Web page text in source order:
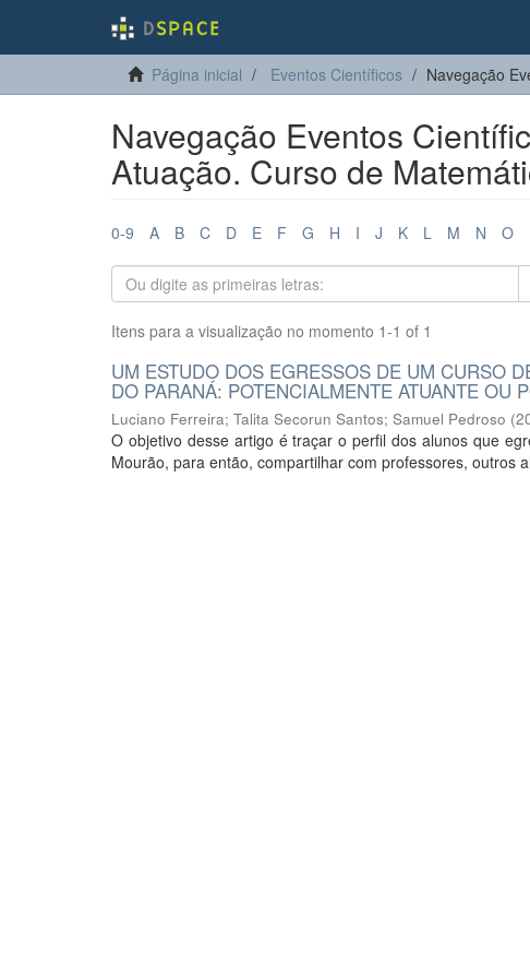
Página inicial Eventos Científicos Navegação
Navegação Eventos
Atuação. Curso de
0-9 A B C D E F G H I J K L M N O
Itens para a visualização no momento 1-1 of 1
UM ESTUDO DOS EGRESSOS DE UM CURSO
DO PARANÁ: POTENCIALMENTE ATUANTE OU
Luciano Ferreira; Talita Secorun Santos; Samuel Pedroso (
O objetivo desse artigo é traçar o perfil dos alunos que
Mourão, para então, compartilhar com professores, outros